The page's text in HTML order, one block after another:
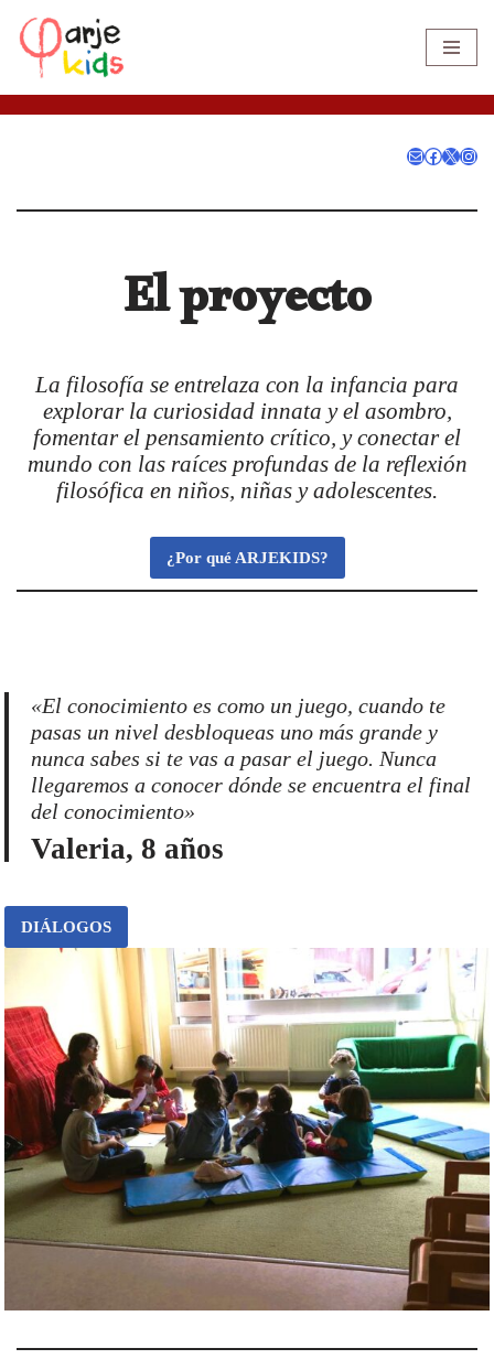
Saltar
contenido
El proyecto
La filosofía se entrelaza con la infancia para
explorar la curiosidad innata y el asombro,
fomentar el pensamiento crítico, y conectar el
mundo con las raíces profundas de la reflexión
filosófica en niños, niñas y adolescentes.
¿Por qué ARJEKIDS?
«El conocimiento es como un juego, cuando te
pasas un nivel desbloqueas uno más grande y
nunca sabes si te vas a pasar el juego. Nunca
llegaremos a conocer dónde se encuentra el final
del conocimiento»
Valeria, 8 años
DIÁLOGOS